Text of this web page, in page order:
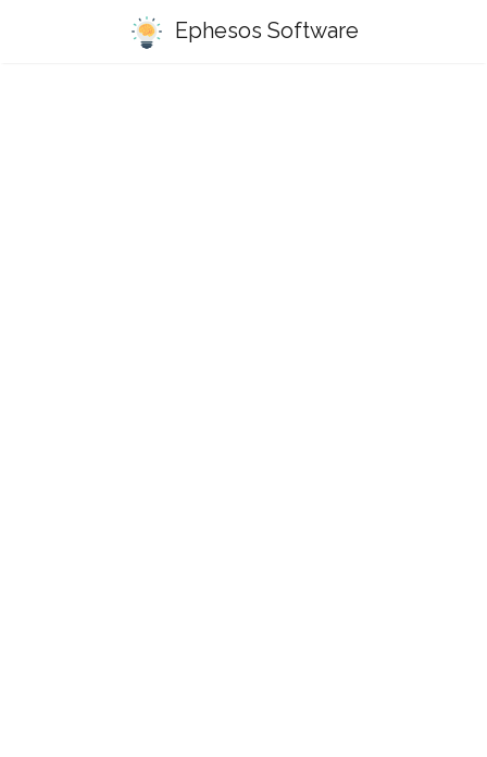
Ephesos Software